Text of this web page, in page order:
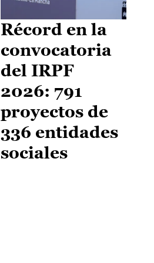
Récord en la
convocatoria
del IRPF
2026: 791
proyectos de
336 entidades
sociales